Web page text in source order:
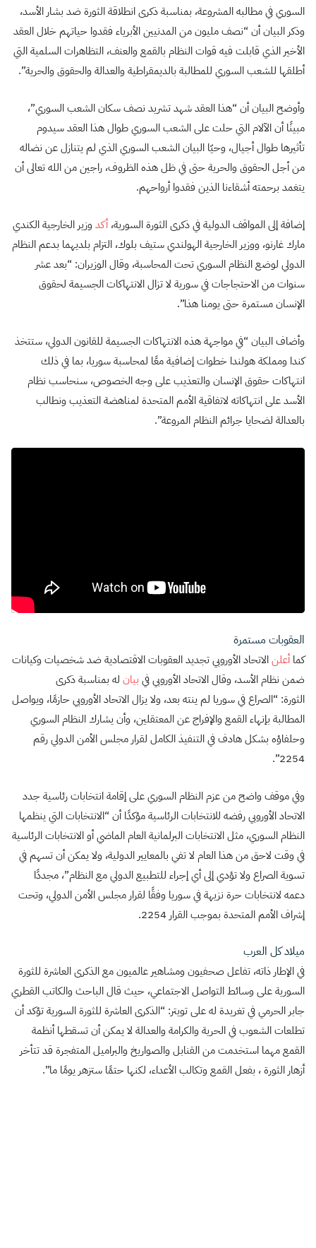
السوري في مطالبه المشروعة، بمناسبة ذكرى انطلاقة الثورة ضد بشار الأسد،
وذكر البيان أن “نصف مليون من المدنيين الأبرياء فقدوا حياتهم خلال العقد
الأخير الذي قابلت فيه قوات النظام بالقمع والعنف، التظاهرات السلمية التي
أطلقها للشعب السوري للمطالبة بالديمقراطية والعدالة والحقوق والحرية”.
وأوضح البيان أن “هذا العقد شهد تشريد نصف سكان الشعب السوري”،
مبينًا أن الآلام التي حلت على الشعب السوري طوال هذا العقد سيدوم
تأثيرها طوال أجيال، وحيّا البيان الشعب السوري الذي لم يتنازل عن نضاله
من أجل الحقوق والحرية حتى في ظل هذه الظروف، راجين من الله تعالى أن
يتغمد برحمته أشقاءنا الذين فقدوا أرواحهم.
إضافة إلى المواقف الدولية في ذكرى الثورة السورية،أكدوزير الخارجية الكندي
مارك غارنو، ووزير الخارجية الهولندي ستيف بلوك، التزام بلديهما بدعم النظام
الدولي لوضع النظام السوري تحت المحاسبة، وقال الوزيران: “بعد عشر
سنوات من الاحتجاجات في سورية لا تزال الانتهاكات الجسيمة لحقوق
الإنسان مستمرة حتى يومنا هذا”.
وأضاف البيان “في مواجهة هذه الانتهاكات الجسيمة للقانون الدولي، ستتخذ
كندا ومملكة هولندا خطوات إضافية معًا لمحاسبة سوريا، بما في ذلك
انتهاكات حقوق الإنسان والتعذيب على وجه الخصوص، سنحاسب نظام
الأسد على انتهاكاته لاتفاقية الأمم المتحدة لمناهضة التعذيب ونطالب
بالعدالة لضحايا جرائم النظام المروعة”.
العقوبات مستمرة
كماأعلنالاتحاد الأوروبي تجديد العقوبات الاقتصادية ضد شخصيات وكيانات
ضمن نظام الأسد، وقال الاتحاد الأوروبي في بيان له بمناسبة ذكرى
الثورة: “الصراع في سوريا لم ينته بعد، ولا يزال الاتحاد الأوروبي حازمًا، ويواصل
المطالبة بإنهاء القمع والإفراج عن المعتقلين، وأن يشارك النظام السوري
وحلفاؤه بشكل هادف في التنفيذ الكامل لقرار مجلس الأمن الدولي رقم
2254”.
وفي موقف واضح من عزم النظام السوري على إقامة انتخابات رئاسية جدد
الاتحاد الأوروبي رفضه للانتخابات الرئاسية مؤكدًا أن “الانتخابات التي ينظمها
النظام السوري، مثل الانتخابات البرلمانية العام الماضي أو الانتخابات الرئاسية
في وقت لاحق من هذا العام لا تفي بالمعايير الدولية، ولا يمكن أن تسهم في
تسوية الصراع ولا تؤدي إلى أي إجراء للتطبيع الدولي مع النظام”، مجددًا
دعمه لانتخابات حرة نزيهة في سوريا وفقًا لقرار مجلس الأمن الدولي، وتحت
إشراف الأمم المتحدة بموجب القرار 2254.
ميلاد كل العرب
في الإطار ذاته، تفاعل صحفيون ومشاهير عالميون مع الذكرى العاشرة للثورة
السورية على وسائط التواصل الاجتماعي، حيث قال الباحث والكاتب القطري
جابر الحرمي في تغريدة له على تويتر: “الذكرى العاشرة للثورة السورية تؤكد أن
تطلعات الشعوب في الحرية والكرامة والعدالة لا يمكن أن تسقطها أنظمة
القمع مهما استخدمت من القنابل والصواريخ والبراميل المتفجرة قد تتأخر
أزهار الثورة ، بفعل القمع وتكالب الأعداء، لكنها حتمًا ستزهر يومًا ما”.